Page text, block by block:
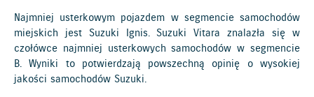
Najmniej usterkowym pojazdem w segmencie samochodów
miejskich jest Suzuki Ignis. Suzuki Vitara znalazła się w
czołówce najmniej usterkowych samochodów w segmencie
B. Wyniki to potwierdzają powszechną opinię o wysokiej
jakości samochodów Suzuki.